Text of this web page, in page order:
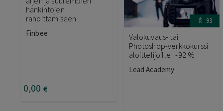
hankintojen
rahoittamiseen
Finbee
0,00 €
93
Valokuvaus- tai
Photoshop-verkkokurssi
aloittelijoille | -92 %
Lead Academy